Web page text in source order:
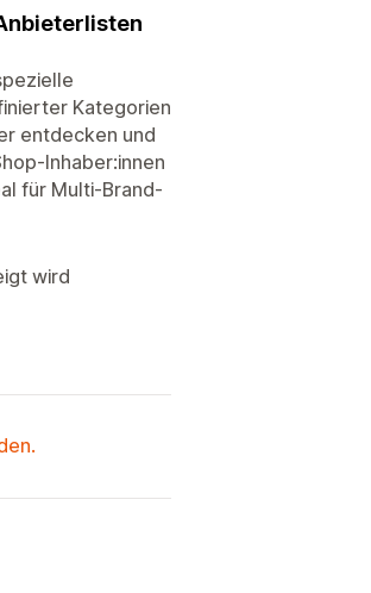
Kategorien
entdecken und
Inhaber:innen
für Multi-Brand-
wird